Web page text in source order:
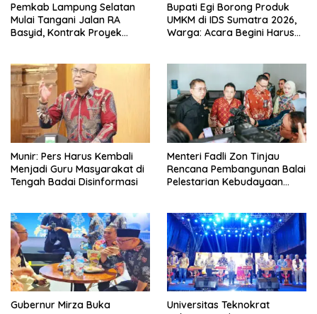
Pemkab Lampung Selatan
Mulai Tangani Jalan RA
Basyid, Kontrak Proyek
Bupati Egi Borong Produk
UMKM di IDS Sumatra 2026,
Warga: Acara Begini Harus
Munir: Pers Harus Kembali
Menjadi Guru Masyarakat di
Tengah Badai Disinformasi
Menteri Fadli Zon Tinjau
Rencana Pembangunan Balai
Pelestarian Kebudayaan
Gubernur Mirza Buka
Universitas Teknokrat